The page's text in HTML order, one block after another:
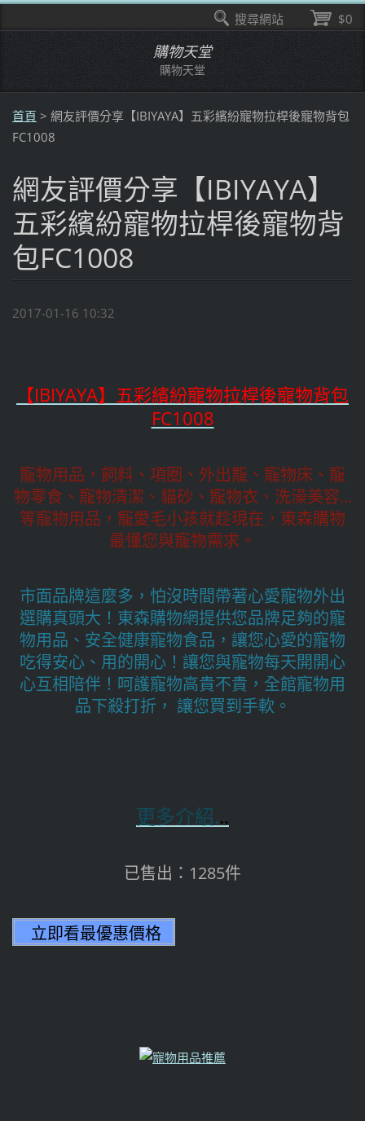
購物天堂
購物天堂
首頁 > 網友評價分享【IBIYAYA】五彩繽紛寵物拉桿後寵物背包
FC1008
網友評價分享【IBIYAYA】
五彩繽紛寵物拉桿後寵物背
包FC1008
2017-01-16 10:32
【IBIYAYA】五彩繽紛寵物拉桿後寵物背包
FC1008
寵物用品，飼料、項圈、外出籠、寵物床、寵
物零食、寵物清潔、貓砂、寵物衣、洗澡美容...
等寵物用品，寵愛毛小孩就趁現在，東森購物
最懂您與寵物需求。
市面品牌這麼多，怕沒時間帶著心愛寵物外出
選購真頭大！東森購物網提供您品牌足夠的寵
物用品、安全健康寵物食品，讓您心愛的寵物
吃得安心、用的開心！讓您與寵物每天開開心
心互相陪伴！呵護寵物高貴不貴，全館寵物用
品下殺打折， 讓您買到手軟。
更多介紹...
已售出：1285件
$0
搜尋網站